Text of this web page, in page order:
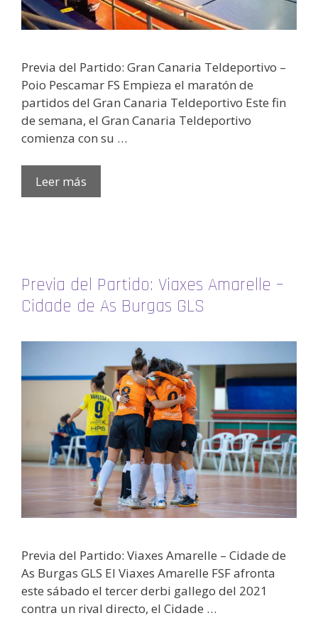
Previa del Partido: Gran Canaria Teldeportivo –
Poio Pescamar FS Empieza el maratón de
partidos del Gran Canaria Teldeportivo Este fin
de semana, el Gran Canaria Teldeportivo
comienza con su …
Leer más
Previa del Partido: Viaxes Amarelle –
Cidade de As Burgas GLS
Previa del Partido: Viaxes Amarelle – Cidade de
As Burgas GLS El Viaxes Amarelle FSF afronta
este sábado el tercer derbi gallego del 2021
contra un rival directo, el Cidade …